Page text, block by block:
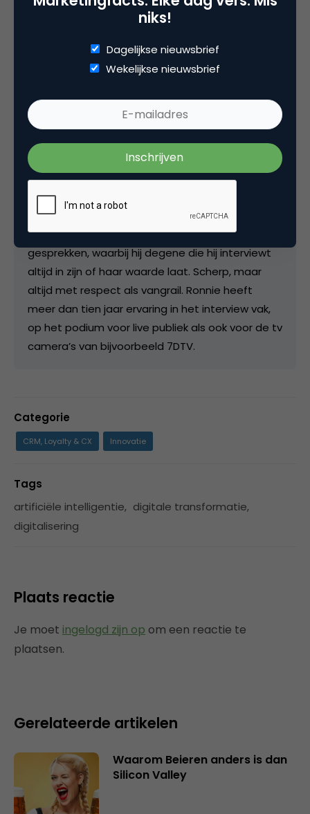
Ronnie Overgoor
Als genomineerd dagvoorzitter van het jaar
zijn energiek enthousiasme, aanstekelijke humor,
scherpte en ontspannen interactie scoort
Ronnie consequent zeer hoge ogen op
congressen, evenementen en award uitreikingen.
Daarnaast is Ronnie een interviewer met een
eigen stijl. Hij is voorbereid, nieuwsgierig en
switcht razendsnel tussen serieuze vragen en
scherpe humor. Hij houdt van open en echte
gesprekken, waarbij hij degene die hij interviewt
altijd in zijn of haar waarde laat. Scherp, maar
altijd met respect als vangrail. Ronnie heeft
meer dan tien jaar ervaring in het interview vak,
op het podium voor live publiek als ook voor de tv
camera’s van bijvoorbeeld 7DTV.
Categorie
CRM, Loyalty & CX Innovatie
Tags
artificiële intelligentie, digitale transformatie,
digitalisering
Plaats reactie
Je moet ingelogd zijn op om een reactie te
plaatsen.
Gerelateerde artikelen
Waarom Beieren anders is dan
Silicon Valley
niks!
Dagelijkse nieuwsbrief
Wekelijkse nieuwsbrief